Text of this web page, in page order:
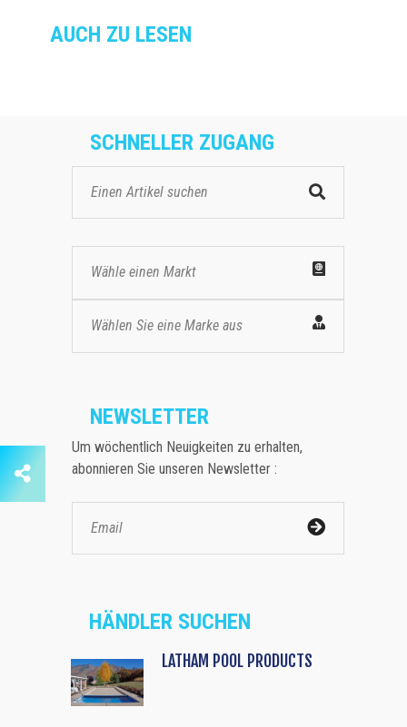
AUCH ZU LESEN
SCHNELLER ZUGANG
Wähle einen Markt
Wählen Sie eine Marke aus
NEWSLETTER
Um wöchentlich Neuigkeiten zu erhalten,
abonnieren Sie unseren Newsletter :
HÄNDLER SUCHEN
LATHAM POOL PRODUCTS